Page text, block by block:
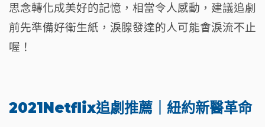
思念轉化成美好的記憶，相當令人感動，建議追劇
前先準備好衛生紙，淚腺發達的人可能會淚流不止
喔！
2021Netflix追劇推薦｜紐約新醫革命